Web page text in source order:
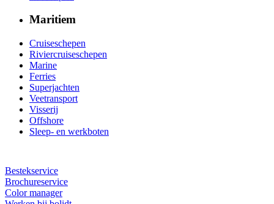
Maritiem
Cruiseschepen
Riviercruiseschepen
Marine
Ferries
Superjachten
Veetransport
Visserij
Offshore
Sleep- en werkboten
Bestekservice
Brochureservice
Color manager